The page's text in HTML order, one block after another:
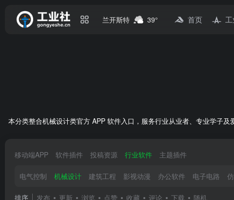
兰开斯特 39° 首页
本分类整合机械设计类官方 APP 软件入口，服务行业从业者、专业学子
移动端APP 软件插件 投稿资源 行业软件 主题插件
电气控制 机械设计 建筑工程 影视动漫 办公软件 电子电路
排序 发布 更新 浏览 点赞 收藏 评论 下载 随机